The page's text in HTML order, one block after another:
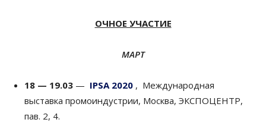
ОЧНОЕ УЧАСТИЕ
МАРТ
18 — 19.03 — IPSA 2020 , Международная
выставка промоиндустрии, Москва, ЭКСПОЦЕНТР,
пав. 2, 4.